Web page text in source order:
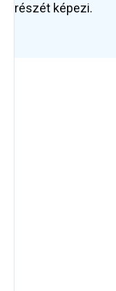
részét képezi.